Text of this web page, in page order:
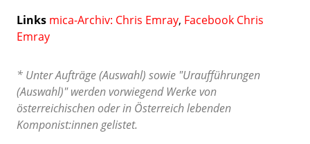
Links mica-Archiv: Chris Emray, Facebook Chris
Emray
* Unter Aufträge (Auswahl) sowie "Uraufführungen
(Auswahl)" werden vorwiegend Werke von
österreichischen oder in Österreich lebenden
Komponist:innen gelistet.